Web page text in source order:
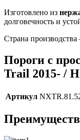
Изготовлено из
долговечность и
Страна
Пороги с
Trail 2015- /
Артикул